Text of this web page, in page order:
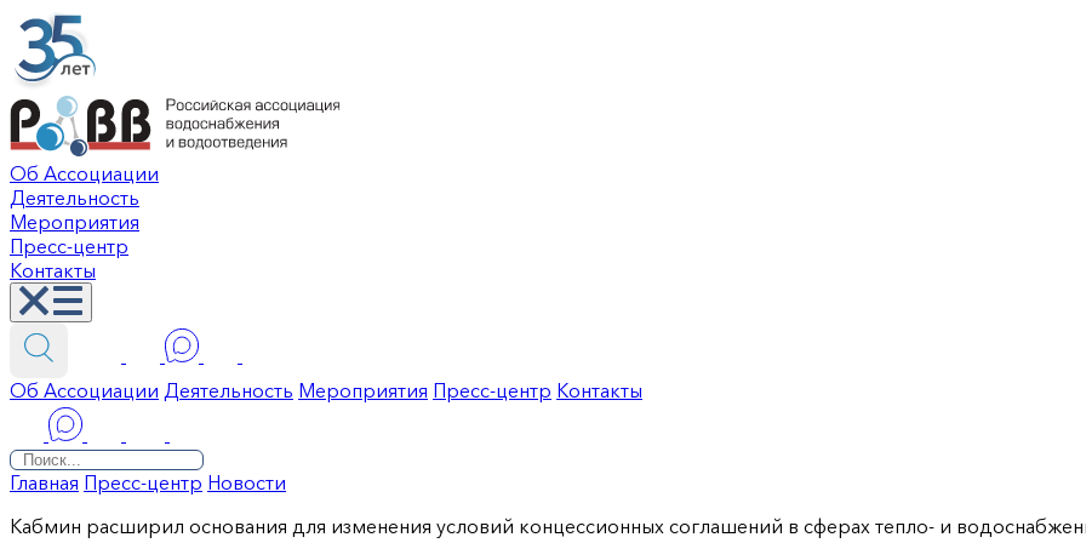
Об Ассоциации
Деятельность
Мероприятия
Пресс-центр
Контакты
Об Ассоциации Деятельность Мероприятия Пресс-центр Контакты
Главная Пресс-центр Новости
Кабмин расширил основания для изменения условий концессионных соглашений в сферах тепло- и